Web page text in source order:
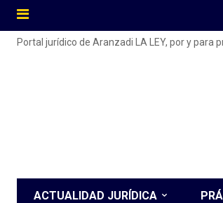
Portal jurídico de Aranzadi LA LEY, por y para
ACTUALIDAD JURÍDICA